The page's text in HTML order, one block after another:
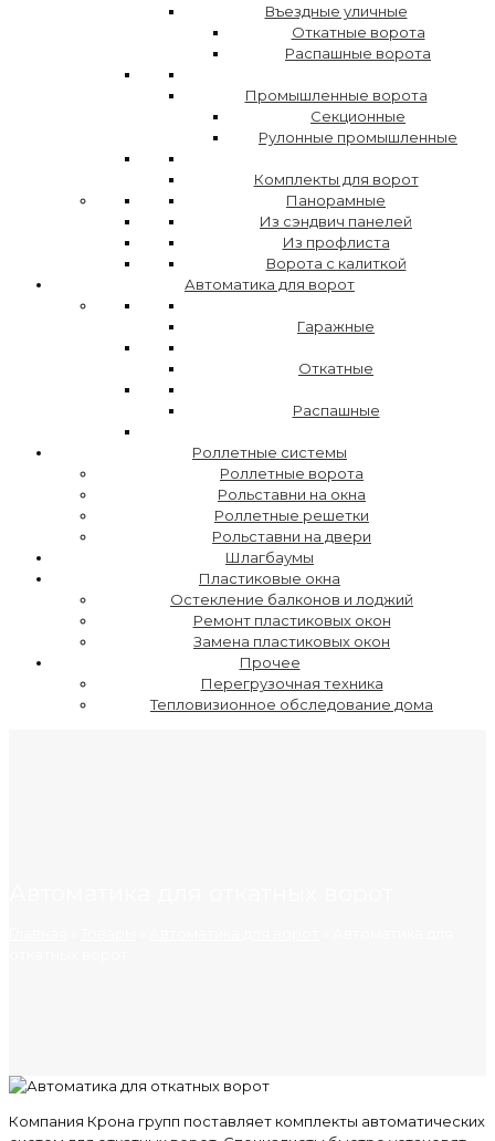
Въездные уличные
Откатные ворота
Распашные ворота
Промышленные ворота
Секционные
Рулонные промышленные
Комплекты для ворот
Панорамные
Из сэндвич панелей
Из профлиста
Ворота с калиткой
Автоматика для ворот
Гаражные
Откатные
Распашные
Роллетные системы
Роллетные ворота
Рольставни на окна
Роллетные решетки
Рольставни на двери
Шлагбаумы
Пластиковые окна
Остекление балконов и лоджий
Ремонт пластиковых окон
Замена пластиковых окон
Прочее
Перегрузочная техника
Тепловизионное обследование дома
Компания Крона групп поставляет комплекты автоматических